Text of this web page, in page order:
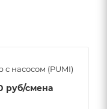
с насосом (PUMI)
руб/смена